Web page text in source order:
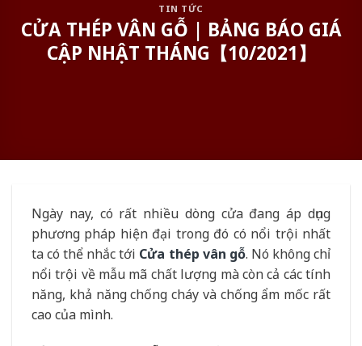
TIN TỨC
CỬA THÉP VÂN GỖ | BẢNG BÁO GIÁ
CẬP NHẬT THÁNG【10/2021】
Ngày nay, có rất nhiều dòng cửa đang áp dụng
phương pháp hiện đại trong đó có nổi trội nhất
ta có thể nhắc tới Cửa thép vân gỗ. Nó không chỉ
nổi trội về mẫu mã chất lượng mà còn cả các tính
năng, khả năng chống cháy và chống ẩm mốc rất
cao của mình.